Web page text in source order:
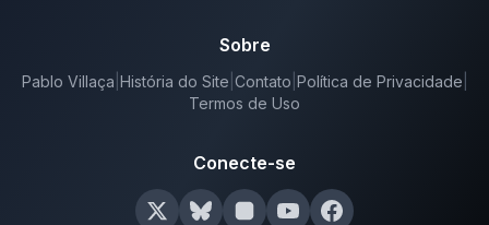
Sobre
Pablo Villaça História do Site Contato Política de Privacidade
Termos de Uso
Conecte-se